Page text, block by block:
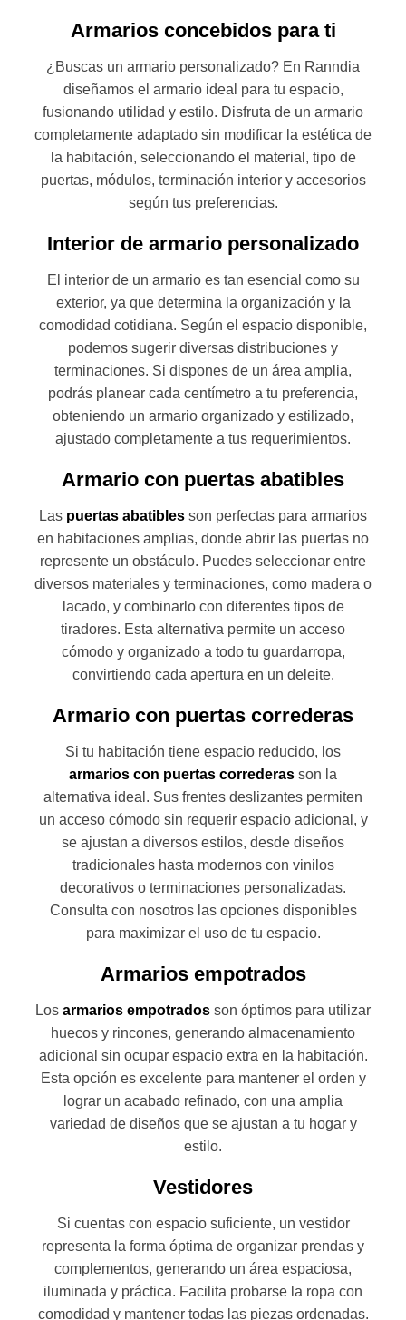
Armarios concebidos para ti
¿Buscas un armario personalizado? En Ranndia
diseñamos el armario ideal para tu espacio,
fusionando utilidad y estilo. Disfruta de un armario
completamente adaptado sin modificar la estética de
la habitación, seleccionando el material, tipo de
puertas, módulos, terminación interior y accesorios
según tus preferencias.
Interior de armario personalizado
El interior de un armario es tan esencial como su
exterior, ya que determina la organización y la
comodidad cotidiana. Según el espacio disponible,
podemos sugerir diversas distribuciones y
terminaciones. Si dispones de un área amplia,
podrás planear cada centímetro a tu preferencia,
obteniendo un armario organizado y estilizado,
ajustado completamente a tus requerimientos.
Armario con puertas abatibles
Las puertas abatibles son perfectas para armarios
en habitaciones amplias, donde abrir las puertas no
represente un obstáculo. Puedes seleccionar entre
diversos materiales y terminaciones, como madera o
lacado, y combinarlo con diferentes tipos de
tiradores. Esta alternativa permite un acceso
cómodo y organizado a todo tu guardarropa,
convirtiendo cada apertura en un deleite.
Armario con puertas correderas
Si tu habitación tiene espacio reducido, los
armarios con puertas correderas son la
alternativa ideal. Sus frentes deslizantes permiten
un acceso cómodo sin requerir espacio adicional, y
se ajustan a diversos estilos, desde diseños
tradicionales hasta modernos con vinilos
decorativos o terminaciones personalizadas.
Consulta con nosotros las opciones disponibles
para maximizar el uso de tu espacio.
Armarios empotrados
Los armarios empotrados son óptimos para utilizar
huecos y rincones, generando almacenamiento
adicional sin ocupar espacio extra en la habitación.
Esta opción es excelente para mantener el orden y
lograr un acabado refinado, con una amplia
variedad de diseños que se ajustan a tu hogar y
estilo.
Vestidores
Si cuentas con espacio suficiente, un vestidor
representa la forma óptima de organizar prendas y
complementos, generando un área espaciosa,
iluminada y práctica. Facilita probarse la ropa con
comodidad y mantener todas las piezas ordenadas.